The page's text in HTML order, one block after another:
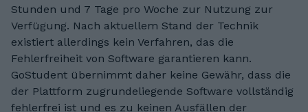
Stunden und 7 Tage pro Woche zur Nutzung zur
Verfügung. Nach aktuellem Stand der Technik
existiert allerdings kein Verfahren, das die
Fehlerfreiheit von Software garantieren kann.
GoStudent übernimmt daher keine Gewähr, dass die
der Plattform zugrundeliegende Software vollständig
fehlerfrei ist und es zu keinen Ausfällen der